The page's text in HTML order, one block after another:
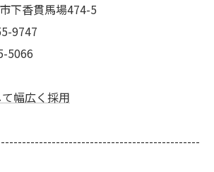
下香貫馬場474-5
9747
5066
幅広く採用